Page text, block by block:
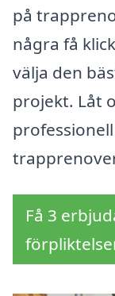
på
några få
välja den
projekt. Låt
Få 3